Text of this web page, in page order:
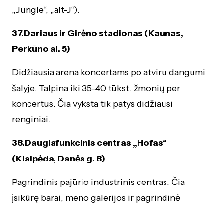
„Jungle“, „alt-J“).
37.Dariaus ir Girėno stadionas (Kaunas,
Perkūno al. 5)
Didžiausia arena koncertams po atviru dangumi
šalyje. Talpina iki 35-40 tūkst. žmonių per
koncertus. Čia vyksta tik patys didžiausi
renginiai.
38.Daugiafunkcinis centras „Hofas“
(Klaipėda, Danės g. 8)
Pagrindinis pajūrio industrinis centras. Čia
įsikūrę barai, meno galerijos ir pagrindinė